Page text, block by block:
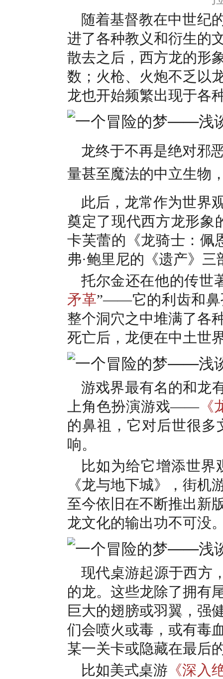
随着基督教在中世纪
进了各种教义和衍生的
散去之后，西方龙的形
数；火枪、火炮不乏以
龙也开始频繁出现于各
龙终于不再是绝对邪
量甚至魔法的中立生物
此后，龙常作为世界
奠定了现代西方龙形象
卡芙蕾的《龙骑士：佩
弗·鲍里尼的《遗产》三
托尔金还在他的传世
矛革”——它的利齿和鼻
整个洞穴之中堆满了各
死亡后，龙便在中土世
游戏界最有名的和龙
上角色扮演游戏——《
的鼻祖，它对后世很
响。
比如为给它增添世
《龙与地下城》，街
至今依旧在不断推出新
龙文化的输出功不可没
现代桌游起源于西方
的龙。这些龙除了拥有
巨大的翅膀或羽翼，强
们会喷火或毒，或有毒
某一关卡或隐藏在最后
比如美式桌游 《深入